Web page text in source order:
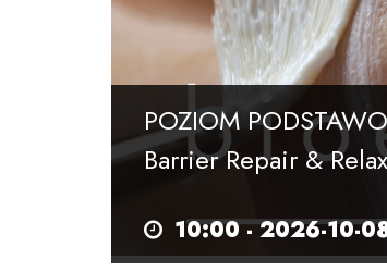
POZIOM
Barrier Repair & Relax
10:00 -2026-10-